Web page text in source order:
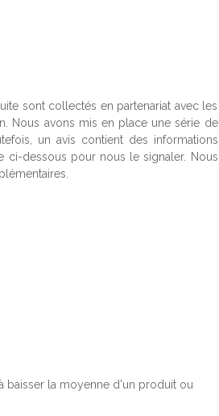
sont collectés en partenariat avec les
Nous avons mis en place une série de
un avis contient des informations
ci-dessous pour nous le signaler. Nous
baisser la moyenne d'un produit ou